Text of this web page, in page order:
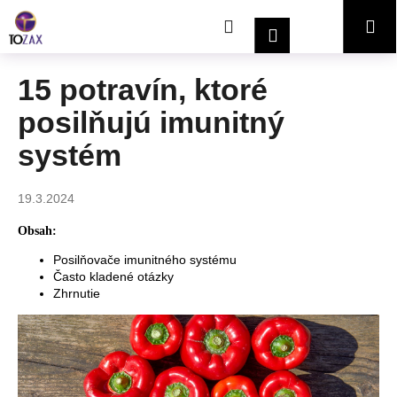
obsah
HľadaťPrihlásenieNákupný
15 potravín, ktoré
posilňujú imunitný
systém
19.3.2024
Obsah:
Posilňovače imunitného systému
Často kladené otázky
Zhrnutie
o
Č
o
p
o
t
e
e
t
e